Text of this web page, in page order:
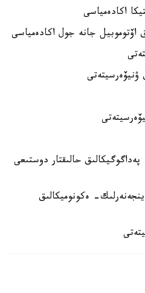
اكادەمياسى
اۆتوموبيل جانە جول اكادەمياسى
ۋنيۆەرسيتەتى
پەداگوگيكالىق حالىقتار دوستىعى
ەكونوميكالىق